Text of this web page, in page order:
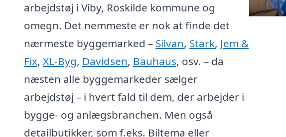
arbejdstøj i Viby, Roskilde kommune og
omegn. Det nemmeste er nok at finde det
nærmeste byggemarked – Silvan, Stark, Jem &
Fix, XL-Byg, Davidsen, Bauhaus, osv. – da
næsten alle byggemarkeder sælger
arbejdstøj – i hvert fald til dem, der arbejder i
bygge- og anlægsbranchen. Men også
detailbutikker, som f.eks. Biltema eller